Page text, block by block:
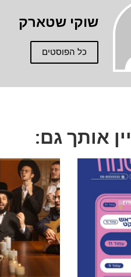
שוקי שטארק
כל הפוסטים
אותך גם: